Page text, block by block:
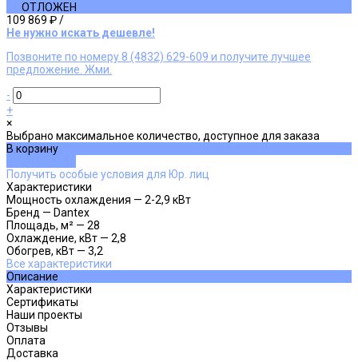
ОТЛОЖЕН
109 869 ₽/
Не нужно искать дешевле!
Позвоните по номеру 8 (4832) 629-609 и получите лучшее
предложение. Жми.
-
+
×
Выбрано максимальное количество, доступное для заказа
В корзину
Получить особые условия для Юр. лиц
Характеристики
Мощность охлаждения — 2-2,9 кВт
Бренд — Dantex
Площадь, м² — 28
Охлаждение, кВт — 2,8
Обогрев, кВт — 3,2
Все характеристики
Описание
Характеристики
Сертификаты
Наши проекты
Отзывы
Оплата
Доставка